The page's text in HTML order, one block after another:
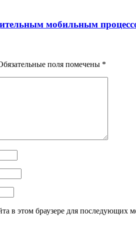
мобильным
поля помечены *
в этом браузере для последующих